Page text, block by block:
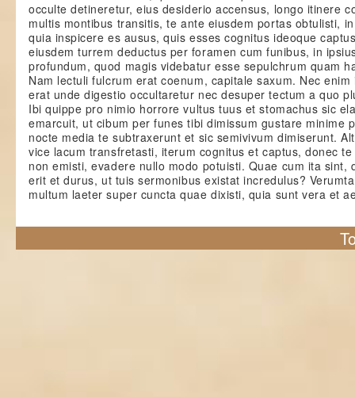
occulte detineretur, eius desiderio accensus, longo itinere
multis montibus transitis, te ante eiusdem portas obtulisti,
quia inspicere es ausus, quis esses cognitus ideoque
eiusdem turrem deductus per foramen cum funibus, in
profundum, quod magis videbatur esse sepulchrum quam
Nam lectuli fulcrum erat coenum, capitale saxum. Nec enim
erat unde digestio occultaretur nec desuper tectum a quo
Ibi quippe pro nimio horrore vultus tuus et stomachus sic
emarcuit, ut cibum per funes tibi dimissum gustare minime
nocte media te subtraxerunt et sic semivivum dimiserunt.
vice lacum transfretasti, iterum cognitus et captus, donec
non emisti, evadere nullo modo potuisti. Quae cum ita sint,
erit et durus, ut tuis sermonibus existat incredulus?
multum laeter super cuncta quae dixisti, quia sunt vera et